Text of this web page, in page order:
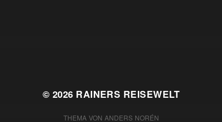
© 2026 RAINERS REISEWELT
THEMA VON ANDERS NORÉN